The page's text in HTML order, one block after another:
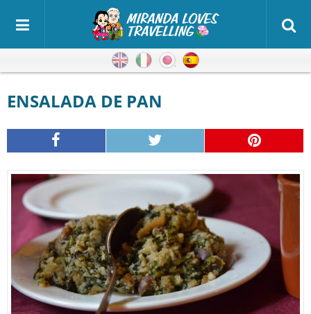
Inglés ItalianoJaponés
ENSALADA DE PAN